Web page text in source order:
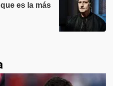
es la más